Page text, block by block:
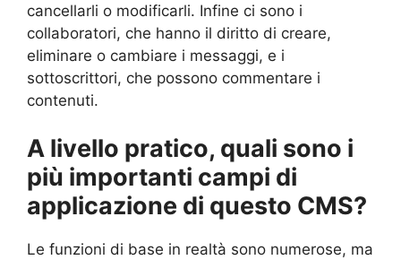
cancellarli o modificarli. Infine ci sono i
collaboratori, che hanno il diritto di creare,
eliminare o cambiare i messaggi, e i
sottoscrittori, che possono commentare i
contenuti.
A livello pratico, quali sono i
più importanti campi di
applicazione di questo CMS?
Le funzioni di base in realtà sono numerose, ma